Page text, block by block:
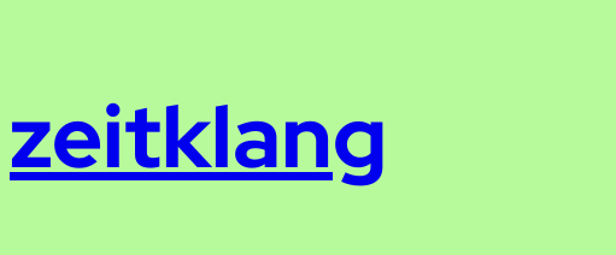
zeitklang